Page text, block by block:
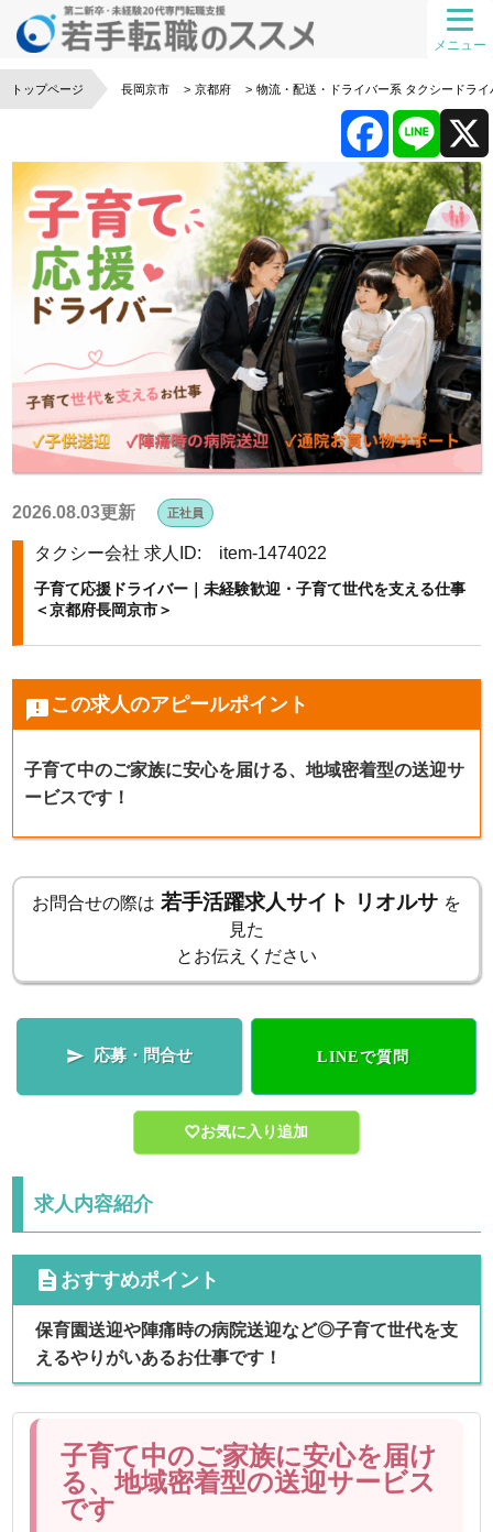
メニュー
トップページ 長岡京市 京都府 物流・配送・ドライバー系 タクシードライ
2026.08.03更新 正社員
タクシー会社 求人ID: item-1474022
子育て応援ドライバー｜未経験歓迎・子育て世代を支える仕事
＜京都府長岡京市＞
announcement この求人のアピールポイント
子育て中のご家族に安心を届ける、地域密着型の送迎サ
ービスです！
お問合せの際は 若手活躍求人サイト リオルサ を
見た
とお伝えください
 応募・問合せ LINEで質問
お気に入り追加
求人内容紹介
cdescription おすすめポイント
保育園送迎や陣痛時の病院送迎など◎子育て世代を支
えるやりがいあるお仕事です！
F
a
c
e
b
o
L
i
n
子育て中のご家族に安心を届け
る、地域密着型の送迎サービス
です